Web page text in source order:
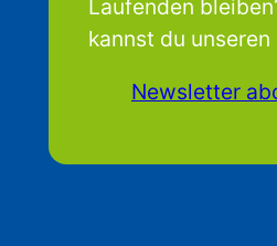
Laufenden
kannst du unseren
Newsletter